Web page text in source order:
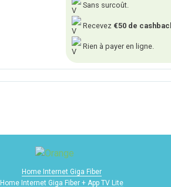
Sans surcoût.
Recevez €50 de
Rien à payer en ligne.
Home Internet Giga Fiber
Home Internet Giga Fiber + App TV Lite